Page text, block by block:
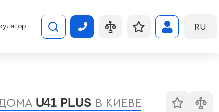
RU
U41 PLUS В КИЕВЕ